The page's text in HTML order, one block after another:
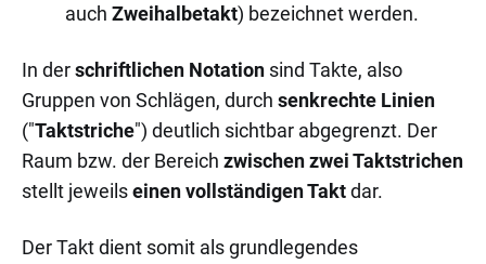
auch Zweihalbetakt) bezeichnet werden.
In derschriftlichen Notation sind Takte, also
Gruppen von Schlägen, durch senkrechte Linien
("Taktstriche") deutlich sichtbar abgegrenzt. Der
Raum bzw. der Bereich zwischen zwei Taktstrichen
stellt jeweilseinen vollständigen Taktdar.
Der Takt dient somit als grundlegendes